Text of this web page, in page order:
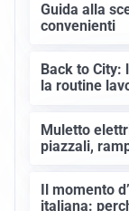
Guida alla
convenienti
Back to
la routine
Muletto
piazzali,
Il momento
italiana: